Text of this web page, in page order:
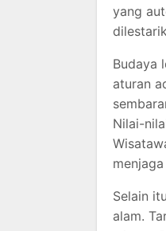
yang
Budaya
aturan
Nilai-
Selain
alam.